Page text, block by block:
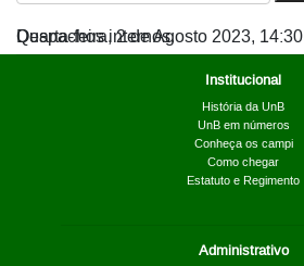
Despachos internos.
Quarta-feira, 2 de Agosto 2023, 14:30
Institucional
História da UnB
UnB em números
Conheça os campi
Como chegar
Estatuto e Regimento
Administrativo